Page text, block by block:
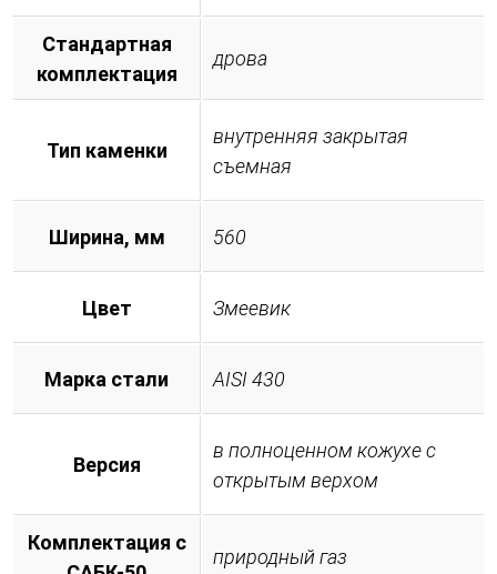
Стандартная
комплектация
дрова
Тип каменки
внутренняя закрытая
съемная
Ширина, мм 560
Цвет Змеевик
Марка стали AISI 430
Версия
в полноценном кожухе с
открытым верхом
Комплектация с
природный газ